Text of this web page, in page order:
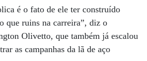
é o fato de ele ter construído
que ruins na carreira”, diz o
Olivetto, que também já escalou
as campanhas da lã de aço